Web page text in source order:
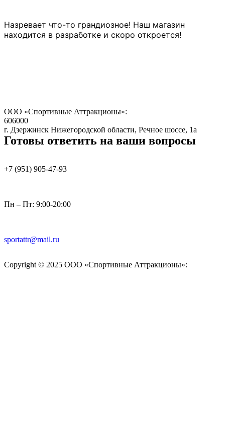
Назревает что-то грандиозное! Наш магазин
находится в разработке и скоро откроется!
ООО «Спортивные Аттракционы»:
606000
г. Дзержинск Нижегородской области, Речное шоссе, 1а
Готовы ответить на ваши вопросы
+7 (951) 905-47-93
Пн – Пт: 9:00-20:00
sportattr@mail.ru
Copyright © 2025 ООО «Спортивные Аттракционы»: